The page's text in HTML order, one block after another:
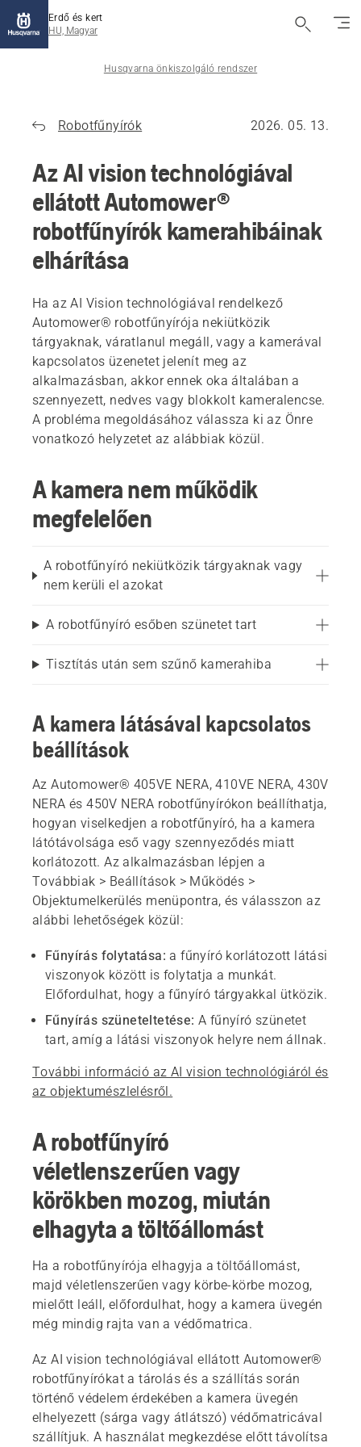
Erdő és kert
HU, Magyar
Husqvarna önkiszolgáló rendszer
Robotfűnyírók 2026. 05. 13.
Az AI vision technológiával
ellátott Automower®
robotfűnyírók kamerahibáinak
elhárítása
Ha az AI Vision technológiával rendelkező
Automower® robotfűnyírója nekiütközik
tárgyaknak, váratlanul megáll, vagy a kamerával
kapcsolatos üzenetet jelenít meg az
alkalmazásban, akkor ennek oka általában a
szennyezett, nedves vagy blokkolt kameralencse.
A probléma megoldásához válassza ki az Önre
vonatkozó helyzetet az alábbiak közül.
A kamera nem működik
megfelelően
A robotfűnyíró nekiütközik tárgyaknak vagy
nem kerüli el azokat
A robotfűnyíró esőben szünetet tart
Tisztítás után sem szűnő kamerahiba
A kamera látásával kapcsolatos
beállítások
Az Automower® 405VE NERA, 410VE NERA, 430V
NERA és 450V NERA robotfűnyírókon beállíthatja,
hogyan viselkedjen a robotfűnyíró, ha a kamera
látótávolsága eső vagy szennyeződés miatt
korlátozott. Az alkalmazásban lépjen a
Továbbiak > Beállítások > Működés >
Objektumelkerülés menüpontra, és válasszon az
alábbi lehetőségek közül:
Fűnyírás folytatása: a fűnyíró korlátozott látási
viszonyok között is folytatja a munkát.
Előfordulhat, hogy a fűnyíró tárgyakkal ütközik.
Fűnyírás szüneteltetése: A fűnyíró szünetet
tart, amíg a látási viszonyok helyre nem állnak.
További információ az AI vision technológiáról és
az objektumészlelésről.
A robotfűnyíró
véletlenszerűen vagy
körökben mozog, miután
elhagyta a töltőállomást
Ha a robotfűnyírója elhagyja a töltőállomást,
majd véletlenszerűen vagy körbe-körbe mozog,
mielőtt leáll, előfordulhat, hogy a kamera üvegén
még mindig rajta van a védőmatrica.
Az AI vision technológiával ellátott Automower®
robotfűnyírókat a tárolás és a szállítás során
történő védelem érdekében a kamera üvegén
elhelyezett (sárga vagy átlátszó) védőmatricával
szállítjuk. A használat megkezdése előtt távolítsa